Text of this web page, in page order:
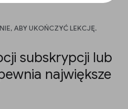
ABY UKOŃCZYĆ LEKCJĘ.
subskrypcji lub
największe